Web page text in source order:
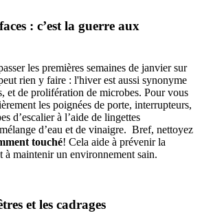
: c’est la guerre aux
les premières semaines de janvier sur
rien y faire : l'hiver est aussi synonyme
et de prolifération de microbes. Pour vous
les poignées de porte, interrupteurs,
d’escalier à l’aide de lingettes
d’eau et de vinaigre. Bref, nettoyez
touché! Cela aide à prévenir la
à maintenir un environnement sain.
et les cadrages